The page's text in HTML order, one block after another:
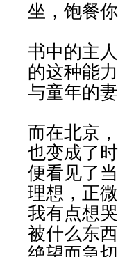
坐，饱餐
书中的主
的这种能
与童年的
而在北京
也变成了
便看见了
理想，正
我有点想
被什么东